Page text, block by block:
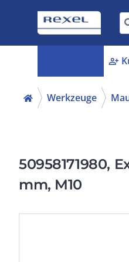
person_add
Werkzeuge
50958171980,
mm, M10